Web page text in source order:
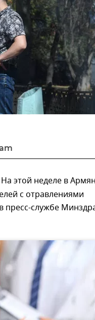
На этой неделе в
с отравлениями
службе